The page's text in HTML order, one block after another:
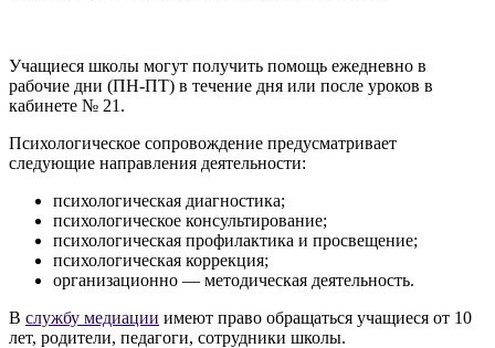
Учащиеся школы могут получить помощь ежедневно в
рабочие дни (ПН-ПТ) в течение дня или после уроков в
кабинете № 21.
Психологическое сопровождение предусматривает
следующие направления деятельности:
психологическая диагностика;
психологическое консультирование;
психологическая профилактика и просвещение;
психологическая коррекция;
организационно — методическая деятельность.
В службу медиации имеют право обращаться учащиеся от 10
лет, родители, педагоги, сотрудники школы.